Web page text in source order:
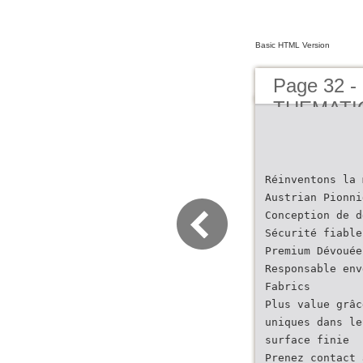
Basic HTML Version
Page 32
Réinventons la
Austrian
Conception de
Sécurité fiable
Premium
Responsable
Fabrics
Plus value
uniques dans
surface finie
Prenez